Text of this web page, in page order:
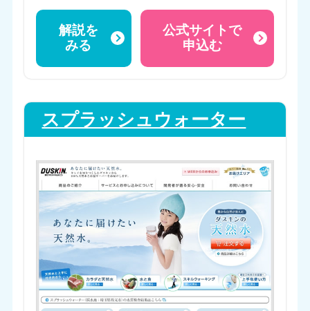
解説を
みる
公式サイトで
申込む
スプラッシュウォーター